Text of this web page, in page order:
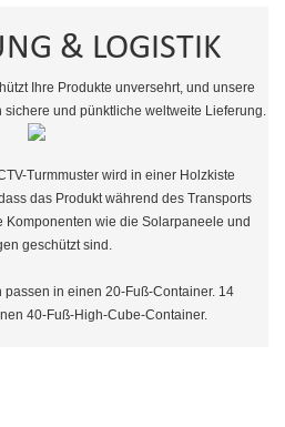
& LOGISTIK
Ihre Produkte unversehrt, und unsere
und pünktliche weltweite Lieferung.
Turmmuster wird in einer Holzkiste
das Produkt während des Transports
wie die Solarpaneele und
geschützt sind.
in einen 20-Fuß-Container. 14
40-Fuß-High-Cube-Container.